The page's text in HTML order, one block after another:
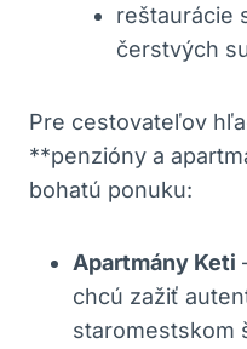
reštaurácie
čerstvých
Pre cestovateľov
**penzióny a
bohatú ponuku:
Apartmány Keti
chcú zažiť
staromestskom